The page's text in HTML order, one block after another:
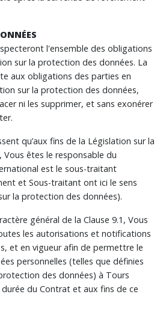
l'ensemble des obligations
sur la protection des données. La
aux obligations des parties en
sur la protection des données,
ni les supprimer, et sans exonérer
qu’aux fins de la Législation sur la
êtes le responsable du
est le sous-traitant
et Sous-traitant ont ici le sens
la protection des données).
général de la Clause 9.1, Vous
les autorisations et notifications
et en vigueur afin de permettre le
personnelles (telles que définies
des données) à Tours
du Contrat et aux fins de ce